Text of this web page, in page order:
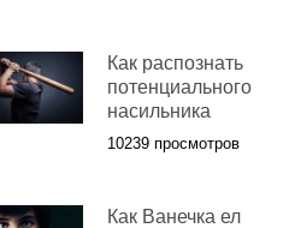
Как распознать
потенциального
насильника
10239 просмотров
Как Ванечка ел